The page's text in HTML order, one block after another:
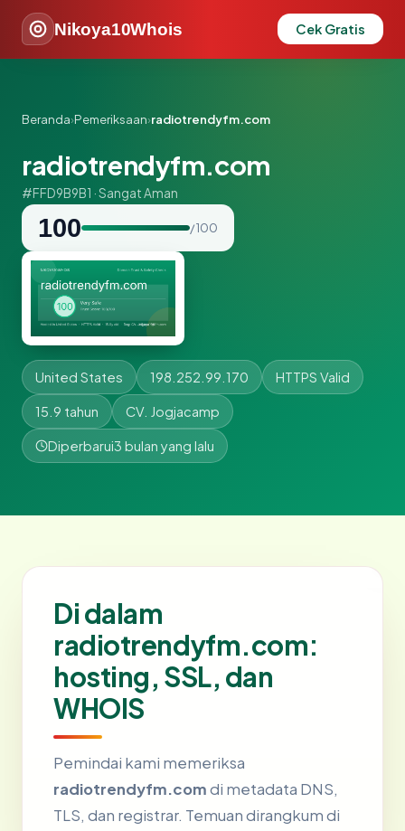
Nikoya10Whois Cek Gratis
Beranda›Pemeriksaan›radiotrendyfm.com
radiotrendyfm.com
#FFD9B9B1 · Sangat Aman
100 / 100
United States 198.252.99.170 HTTPS Valid
15.9 tahun CV. Jogjacamp
Diperbarui3 bulan yang lalu
Di dalam
radiotrendyfm.com:
hosting, SSL, dan
WHOIS
Pemindai kami memeriksa
radiotrendyfm.comdi metadata DNS,
TLS, dan registrar. Temuan dirangkum di